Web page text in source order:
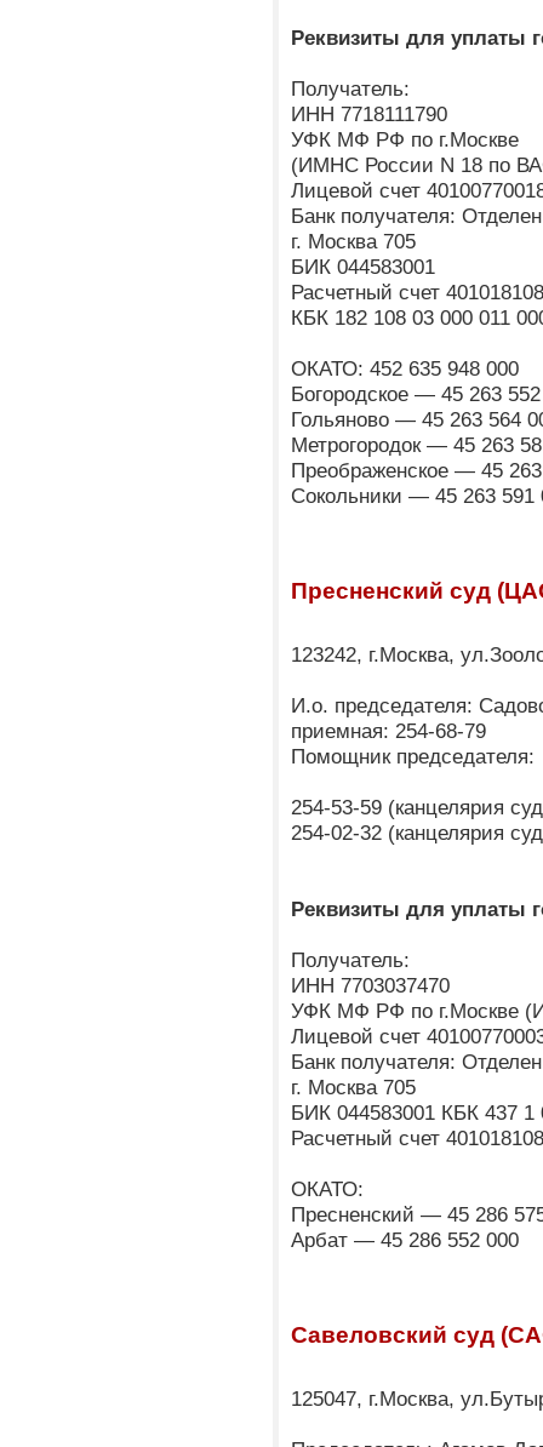
Реквизиты для уплаты
Получатель:
ИНН 7718111790
УФК МФ РФ по г.Москве
(ИМНС России N 18 по
Лицевой счет
Банк получателя:
г. Москва 705
БИК 044583001
Расчетный счет
КБК 182 108 03 000 011
ОКАТО: 452 635 948 000
Богородское — 45 263
Гольяново — 45 263 564
Метрогородок — 45 263
Преображенское — 45
Сокольники — 45 263 591
Пресненский суд
123242, г.Москва,
И.о. председателя:
приемная: 254-68-79
Помощник председателя:
254-53-59 (канцелярия
254-02-32 (канцелярия
Реквизиты для уплаты
Получатель:
ИНН 7703037470
УФК МФ РФ по г.Москве
Лицевой счет
Банк получателя:
г. Москва 705
БИК 044583001 КБК 437 1
Расчетный счет
ОКАТО:
Пресненский — 45 286
Арбат — 45 286 552 000
Савеловский суд
125047, г.Москва,